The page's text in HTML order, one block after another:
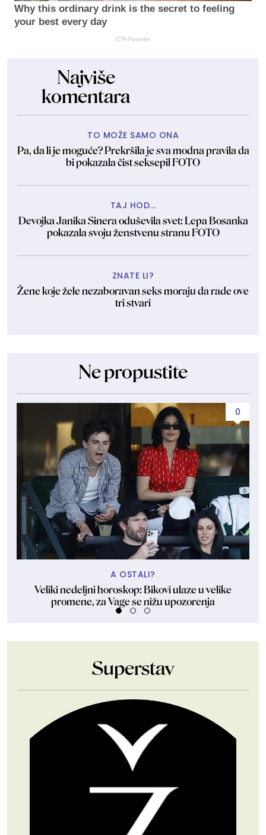
Why this ordinary drink is the secret to feeling
your best every day
CTA Favorite
Najviše
komentara
TO MOŽE SAMO ONA
Pa, da li je moguće? Prekršila je sva modna pravila da
bi pokazala čist seksepil FOTO
TAJ HOD...
Devojka Janika Sinera oduševila svet: Lepa Bosanka
pokazala svoju ženstvenu stranu FOTO
ZNATE LI?
Žene koje žele nezaboravan seks moraju da rade ove
tri stvari
Ne propustite
0
A OSTALI?
Veliki nedeljni horoskop: Bikovi ulaze u velike
promene, za Vage se nižu upozorenja
Superstav